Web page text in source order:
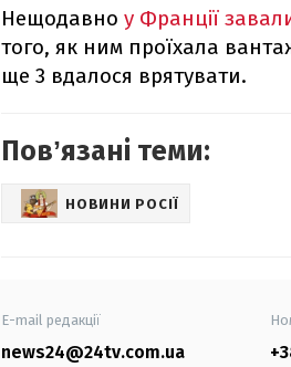
Нещодавно у Франції
того, як ним проїхала
ще 3 вдалося врятувати.
Повʼязані теми:
НОВИНИ РОСІЇ
E-mail редакції
news24@24tv.com.ua